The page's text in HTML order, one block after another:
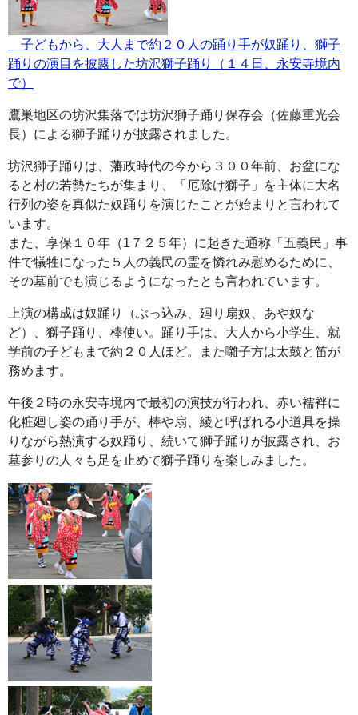
子どもから、大人まで約２０人の踊り手が奴踊り、獅子
踊りの演目を披露した坊沢獅子踊り（１４日、永安寺境内
で）
鷹巣地区の坊沢集落では坊沢獅子踊り保存会（佐藤重光会
長）による獅子踊りが披露されました。
坊沢獅子踊りは、藩政時代の今から３００年前、お盆にな
ると村の若勢たちが集まり、「厄除け獅子」を主体に大名
行列の姿を真似た奴踊りを演じたことが始まりと言われて
います。
また、享保１０年（1７２５年）に起きた通称「五義民」事
件で犠牲になった５人の義民の霊を憐れみ慰めるために、
その墓前でも演じるようになったとも言われています。
上演の構成は奴踊り（ぶっ込み、廻り扇奴、あや奴な
ど）、獅子踊り、棒使い。踊り手は、大人から小学生、就
学前の子どもまで約２０人ほど。また囃子方は太鼓と笛が
務めます。
午後２時の永安寺境内で最初の演技が行われ、赤い襦袢に
化粧廻し姿の踊り手が、棒や扇、綾と呼ばれる小道具を操
りながら熱演する奴踊り、続いて獅子踊りが披露され、お
墓参りの人々も足を止めて獅子踊りを楽しみました。